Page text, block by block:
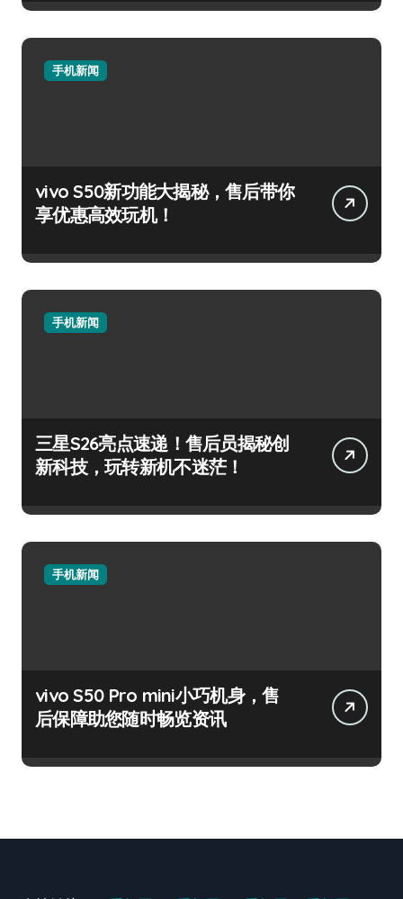
手机新闻
vivo S50新功能大揭秘，售后带你
享优惠高效玩机！
手机新闻
三星S26亮点速递！售后员揭秘创
新科技，玩转新机不迷茫！
手机新闻
vivo S50 Pro mini小巧机身，售
后保障助您随时畅览资讯